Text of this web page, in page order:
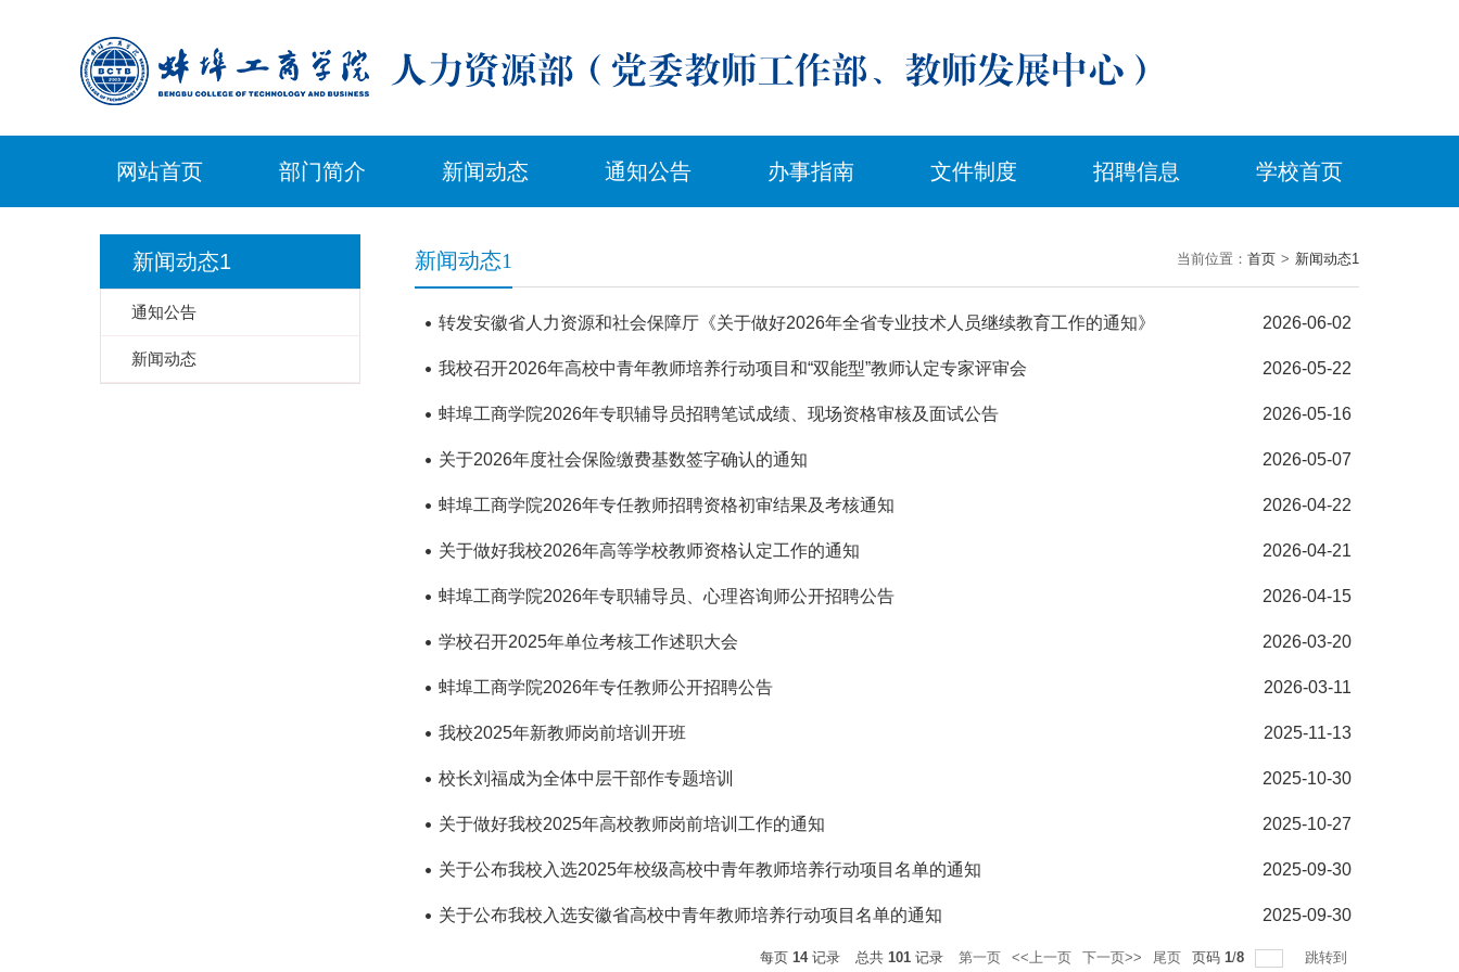
网站首页 部门简介 新闻动态 通知公告 办事指南 文件制度 招聘信息 学校首页
新闻动态1
通知公告
新闻动态
当前位置： 首页 > 新闻动态1
新闻动态1
转发安徽省人力资源和社会保障厅《关于做好2026年全省专业技术人员继续教育工作的通知》 2026-06-02
我校召开2026年高校中青年教师培养行动项目和“双能型”教师认定专家评审会 2026-05-22
蚌埠工商学院2026年专职辅导员招聘笔试成绩、现场资格审核及面试公告 2026-05-16
关于2026年度社会保险缴费基数签字确认的通知 2026-05-07
蚌埠工商学院2026年专任教师招聘资格初审结果及考核通知 2026-04-22
关于做好我校2026年高等学校教师资格认定工作的通知 2026-04-21
蚌埠工商学院2026年专职辅导员、心理咨询师公开招聘公告 2026-04-15
学校召开2025年单位考核工作述职大会 2026-03-20
蚌埠工商学院2026年专任教师公开招聘公告 2026-03-11
我校2025年新教师岗前培训开班 2025-11-13
校长刘福成为全体中层干部作专题培训 2025-10-30
关于做好我校2025年高校教师岗前培训工作的通知 2025-10-27
关于公布我校入选2025年校级高校中青年教师培养行动项目名单的通知 2025-09-30
关于公布我校入选安徽省高校中青年教师培养行动项目名单的通知 2025-09-30
每页 14记录 总共 101 记录 第一页 <<上一页 下一页>> 尾页 页码 1/8 跳转到